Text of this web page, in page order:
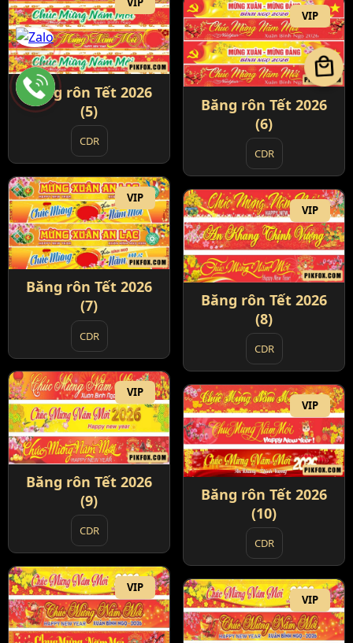
Băng rôn Tết 2026
(5)
CDR
VIP
Băng rôn Tết 2026
(6)
CDR
VIP
Băng rôn Tết 2026
(7)
CDR
VIP
Băng rôn Tết 2026
(8)
CDR
VIP
Băng rôn Tết 2026
(9)
CDR
VIP
Băng rôn Tết 2026
(10)
CDR
VIP
VIP
local_mall